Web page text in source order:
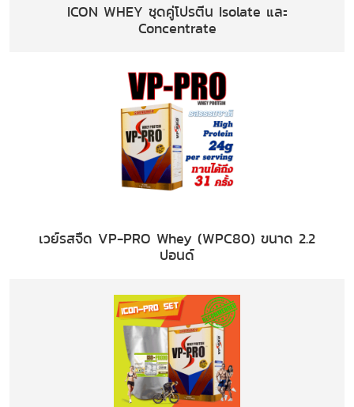
ICON WHEY ชุดคู่โปรตีน Isolate และ
Concentrate
เวย์รสจืด VP-PRO Whey (WPC80) ขนาด 2.2
ปอนด์